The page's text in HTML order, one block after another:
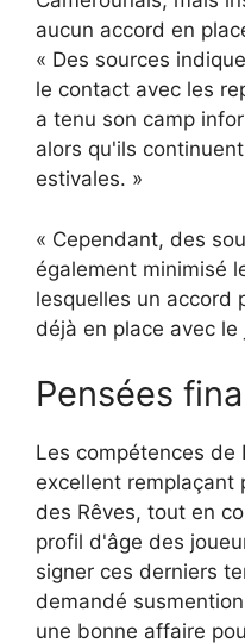
aucun accord en
« Des sources
le contact avec les
a tenu son camp
alors qu'ils
estivales. »
« Cependant, des
également minimisé
lesquelles un accord
déjà en place avec le
Pensées
Les compétences de
excellent remplaçant
des Rêves, tout en
profil d'âge des
signer ces derniers
demandé
une bonne affaire